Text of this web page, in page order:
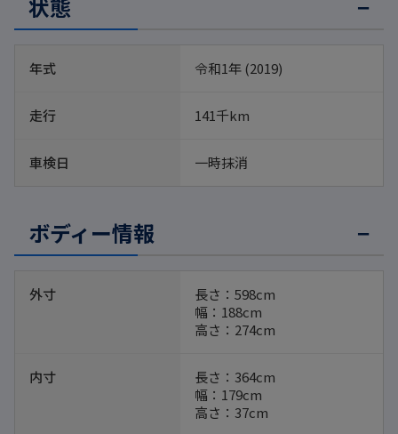
状態
年式 令和1年 (2019)
走行 141千km
車検日 一時抹消
ボディー情報
外寸
長さ：598cm
幅：188cm
高さ：274cm
内寸
長さ：364cm
幅：179cm
高さ：37cm